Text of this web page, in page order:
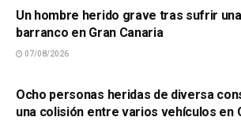
Un hombre herido grave tras sufrir
barranco en Gran Canaria
07/08/2026
Ocho personas heridas de diversa
una colisión entre varios vehículos en